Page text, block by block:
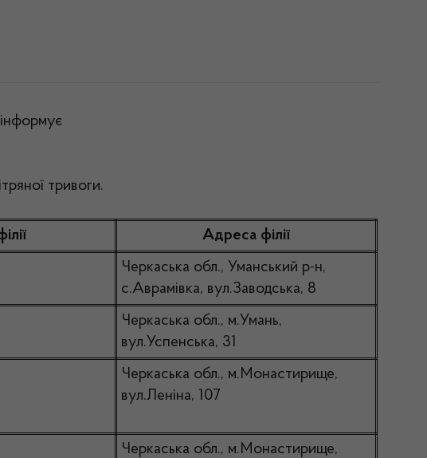
тривоги.
Адреса філії
Черкаська обл., Уманський р-н,
с.Аврамівка, вул.Заводська, 8
Черкаська обл., м.Умань,
вул.Успенська, 31
Черкаська обл., м.Монастирище,
вул.Леніна, 107
Черкаська обл., м.Монастирище,